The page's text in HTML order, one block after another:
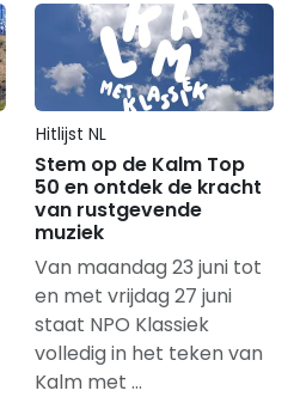
Hitlijst NL
Stem op de Kalm Top
50 en ontdek de kracht
van rustgevende
muziek
Van maandag 23 juni tot
en met vrijdag 27 juni
staat NPO Klassiek
volledig in het teken van
Kalm met …